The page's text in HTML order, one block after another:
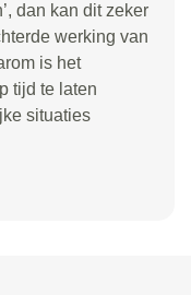
’, dan kan dit zeker
werking van
is het
tijd te laten
situaties